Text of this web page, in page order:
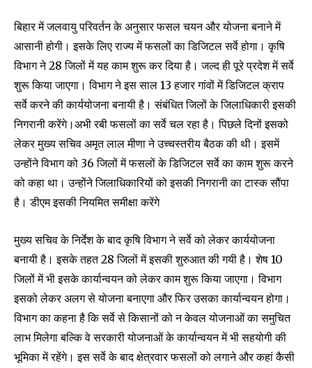
बिहार में जलवायु परिवर्तन के अनुसार फसल चयन और योजना बनाने में
आसानी होगी। इसके लिए राज्य में फसलों का डिजिटल सर्वे होगा। कृषि
विभाग ने 28 जिलों में यह काम शुरू कर दिया है। जल्द ही पूरे प्रदेश में सर्वे
शुरू किया जाएगा। विभाग ने इस साल 13 हजार गांवों में डिजिटल क्राप
सर्वे करने की कार्ययोजना बनायी है। संबंधित जिलों के जिलाधिकारी इसकी
निगरानी करेंगे।अभी रबी फसलों का सर्वे चल रहा है। पिछले दिनों इसको
लेकर मुख्य सचिव अमृत लाल मीणा ने उच्चस्तरीय बैठक की थी। इसमें
उन्होंने विभाग को 36 जिलों में फसलों के डिजिटल सर्वे का काम शुरू करने
को कहा था। उन्होंने जिलाधिकारियों को इसकी निगरानी का टास्क सौंपा
है। डीएम इसकी नियमित समीक्षा करेंगे
मुख्य सचिव के निर्देश के बाद कृषि विभाग ने सर्वे को लेकर कार्ययोजना
बनायी है। इसके तहत 28 जिलों में इसकी शुरुआत की गयी है। शेष 10
जिलों में भी इसके कार्यान्वयन को लेकर काम शुरू किया जाएगा। विभाग
इसको लेकर अलग से योजना बनाएगा और फिर उसका कार्यान्वयन होगा।
विभाग का कहना है कि सर्वे से किसानों को न केवल योजनाओं का समुचित
लाभ मिलेगा बल्कि वे सरकारी योजनाओं के कार्यान्वयन में भी सहयोगी की
भूमिका में रहेंगे। इस सर्वे के बाद क्षेत्रवार फसलों को लगाने और कहां कैसी